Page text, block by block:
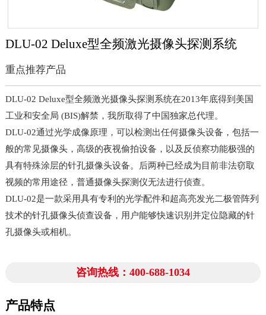
DLU-02 Deluxe型全频激光摄像头探测系统
重点推荐产品
DLU-02 Deluxe型全频激光摄像头探测系统在2013年底得到美国
工业和安全局 (BIS)解禁，我所取得了中国独家总代理。
DLU-02通过光学成像原理，可以检测出任何摄像头设备，包括一
般的常见摄像头，高级的夜视偷拍设备，以及反侦察功能极强的
具有特殊涂层的针孔摄像头设备。后两种已经成为目前非法窃取
视频的常用途径，普通摄像头探测仪无法进行侦查。
DLU-02是一款采用具有专利的光学配件和超高亮发光二极管阵列
技术的针孔摄像头侦查设备，用户能够快速识别并定位隐藏的针
孔摄像头或相机。
咨询热线：400-688-1034
产品特点